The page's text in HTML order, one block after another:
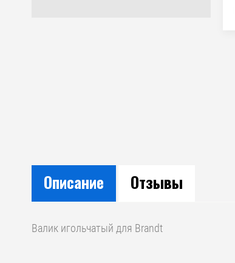
Описание Отзывы
Валик игольчатый для Brandt